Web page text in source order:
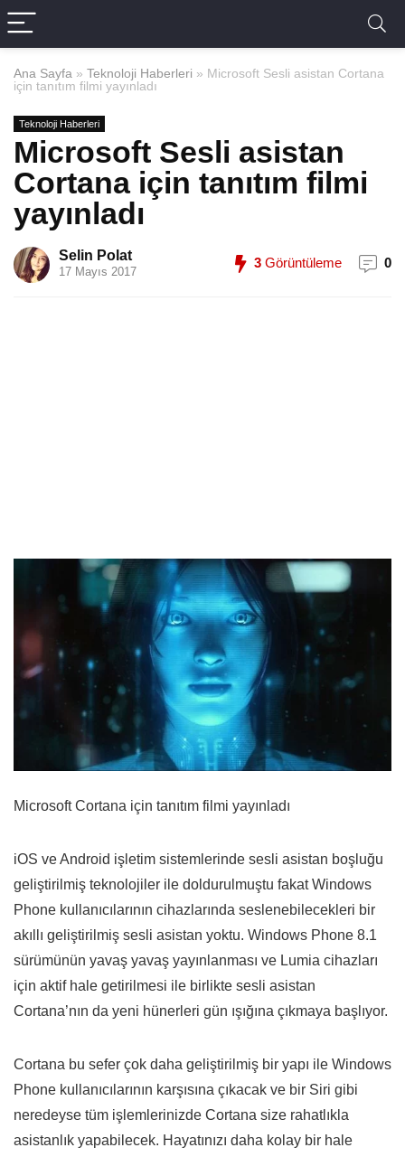
Ana Sayfa » Teknoloji Haberleri » Microsoft Sesli asistan Cortana
için tanıtım filmi yayınladı
Teknoloji Haberleri
Microsoft Sesli asistan
Cortana için tanıtım filmi
yayınladı
Selin Polat
17 Mayıs 2017
3 Görüntüleme 0
Microsoft Cortana için tanıtım filmi yayınladı
iOS ve Android işletim sistemlerinde sesli asistan boşluğu
geliştirilmiş teknolojiler ile doldurulmuştu fakat Windows
Phone kullanıcılarının cihazlarında seslenebilecekleri bir
akıllı geliştirilmiş sesli asistan yoktu. Windows Phone 8.1
sürümünün yavaş yavaş yayınlanması ve Lumia cihazları
için aktif hale getirilmesi ile birlikte sesli asistan
Cortana’nın da yeni hünerleri gün ışığına çıkmaya başlıyor.
Cortana bu sefer çok daha geliştirilmiş bir yapı ile Windows
Phone kullanıcılarının karşısına çıkacak ve bir Siri gibi
neredeyse tüm işlemlerinizde Cortana size rahatlıkla
asistanlık yapabilecek. Hayatınızı daha kolay bir hale